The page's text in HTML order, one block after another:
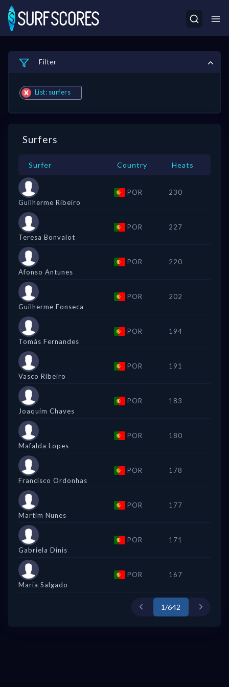
Filter
List: surfers
Surfers
Surfer Country Heats
Guilherme Ribeiro
POR 230
Teresa Bonvalot
POR 227
Afonso Antunes
POR 220
Guilherme Fonseca
POR 202
Tomás Fernandes
POR 194
Vasco Ribeiro
POR 191
Joaquim Chaves
POR 183
Mafalda Lopes
POR 180
Francisco Ordonhas
POR 178
Martim Nunes
POR 177
Gabriela Dinis
POR 171
Maria Salgado
POR 167
1/642